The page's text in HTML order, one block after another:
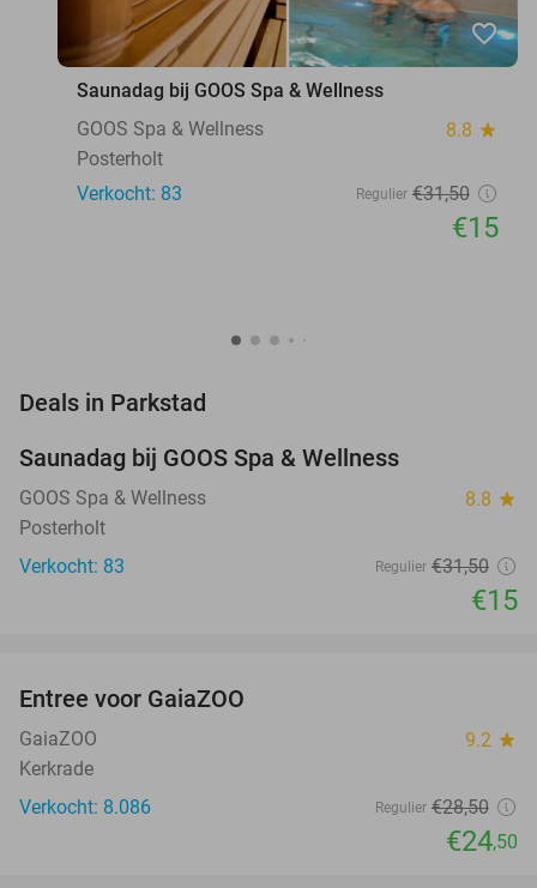
favorite_border
Saunadag bij GOOS Spa & Wellness
GOOS Spa & Wellness
8.8 star
Posterholt
Verkocht: 83
Regulier €31,50
€15
Deals in Parkstad
TODAY
Saunadag bij GOOS Spa & Wellness
GOOS Spa & Wellness 8.8 star
Posterholt
Verkocht: 83
Regulier €31,50
€15
Entree voor GaiaZOO
GaiaZOO 9.2 star
Kerkrade
Verkocht: 8.086
Regulier €28,50
€24,50